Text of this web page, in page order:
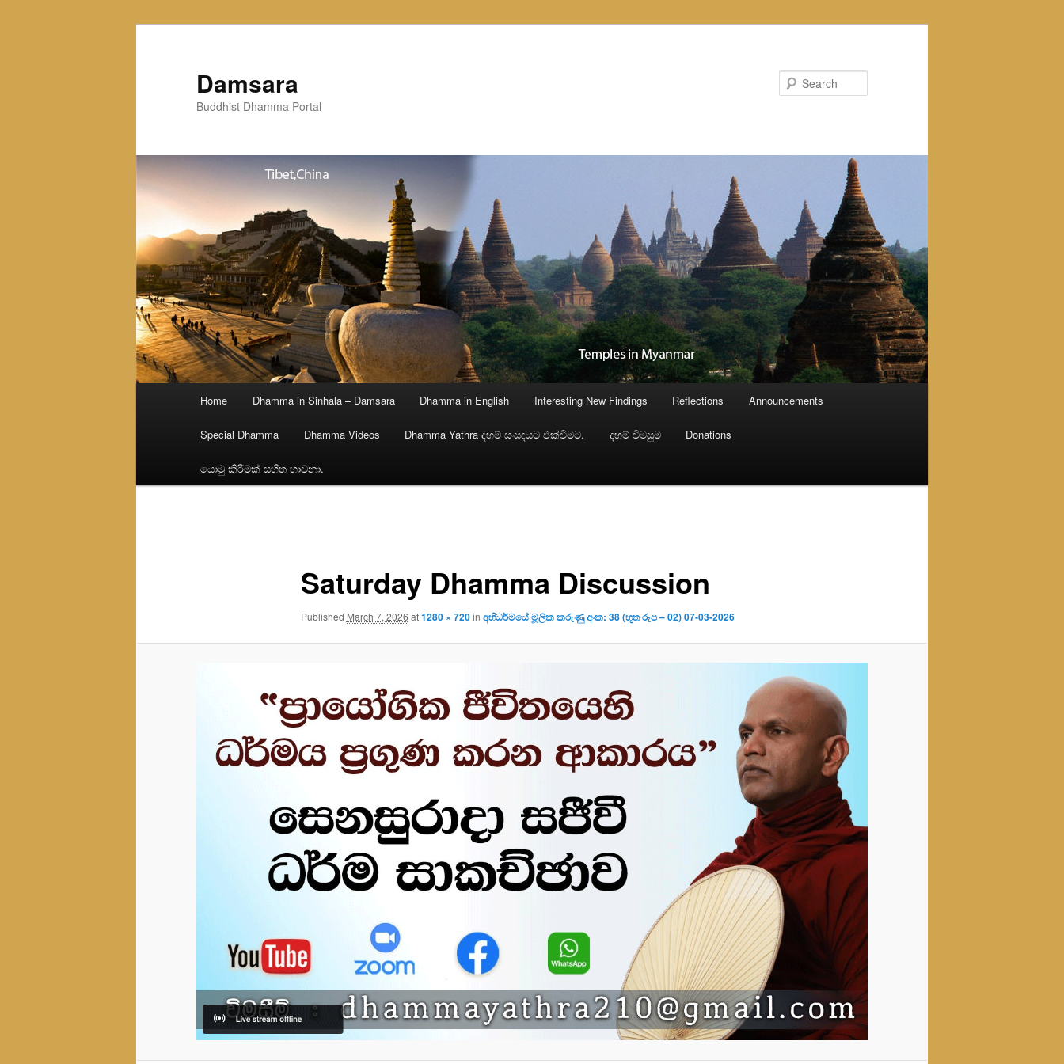
Damsara
Buddhist Dhamma Portal
Home Dhamma in Sinhala – Damsara Dhamma in English Interesting New Findings Reflections Announcements
Special Dhamma Dhamma Videos Dhamma Yathra දහම් සංසදයට එක්වීමට. දහම් විමසුම Donations
යොමු කිරීමක් සහිත භාවනා.
Saturday Dhamma Discussion
Published March 7, 2026 at1280 × 720in අභිධර්මයේ මූලික කරුණු අංක: 38 (භූත රූප – 02) 07-03-2026